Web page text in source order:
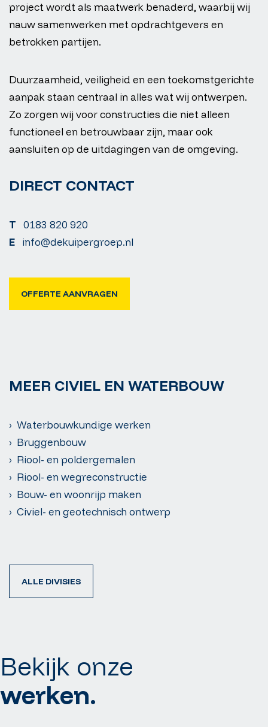
project wordt als maatwerk benaderd, waarbij wij
nauw samenwerken met opdrachtgevers en
betrokken partijen.
Duurzaamheid, veiligheid en een toekomstgerichte
aanpak staan centraal in alles wat wij ontwerpen.
Zo zorgen wij voor constructies die niet alleen
functioneel en betrouwbaar zijn, maar ook
aansluiten op de uitdagingen van de omgeving.
DIRECT CONTACT
T
0183 820 920
E
info@dekuipergroep.nl
OFFERTE AANVRAGEN
MEER CIVIEL EN WATERBOUW
› Waterbouwkundige werken
› Bruggenbouw
› Riool- en poldergemalen
› Riool- en wegreconstructie
› Bouw- en woonrijp maken
› Civiel- en geotechnisch ontwerp
ALLE DIVISIES
Bekijk onze
werken.